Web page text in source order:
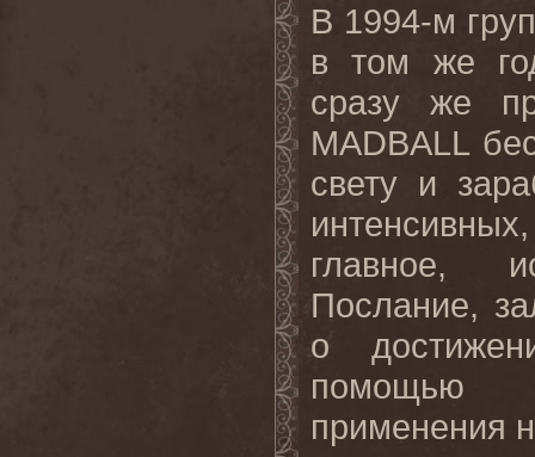
В 1994-м
в том же
сразу же
MADBALL
свету и
главное,
Послание,
о
помощью
применения